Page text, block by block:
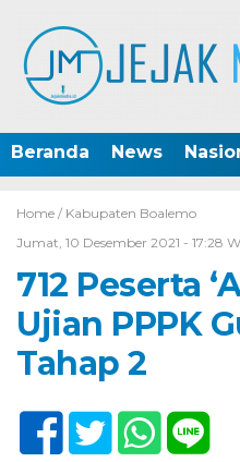
Beranda News
Home / Kabupaten Boalemo
Jumat, 10 Desember 2021 - 17:28
712 Peserta
Ujian PPPK
Tahap 2